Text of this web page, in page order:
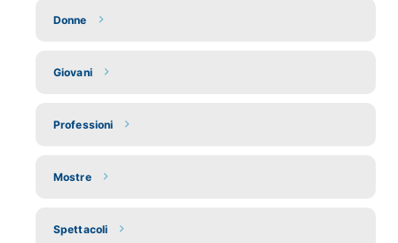
Donne
Giovani
Professioni
Mostre
Spettacoli